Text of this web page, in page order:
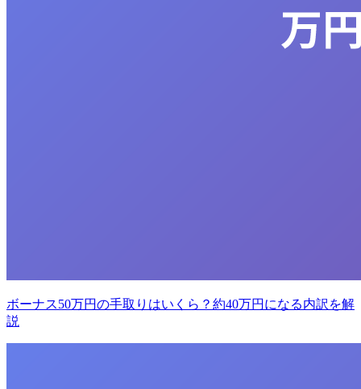
ボーナス50万円の手取りはいくら？約40万円になる内訳を解
説